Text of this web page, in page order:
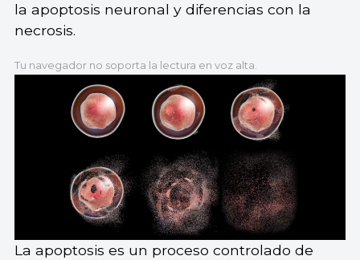
la apoptosis neuronal y diferencias con la
necrosis.
Tu navegador no soporta la lectura en voz alta.
La apoptosis es un proceso controlado de